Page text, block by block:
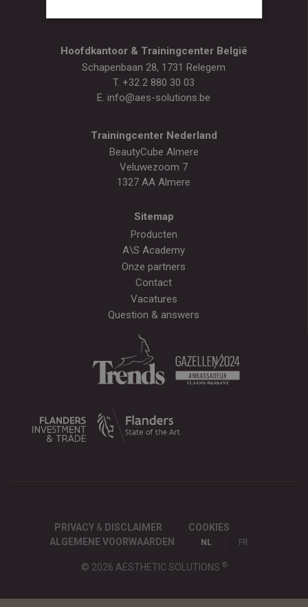
Hoofdkantoor & Trainingcenter België
Schapenbaan 28, 1731 Relegem
T. +32 2 880 30 03
E. info@aes-solutions.be
Trainingcenter Nederland
BeautyCube Almere
Veluwezoom 7
1327 AA Almere
Sitemap
Producten
A\S Academy
Onze partners
Contact
Vacatures
Question & answers
PRIVACY & DISCLAIMER
COOKIES
ALGEMENE VOORWAARDEN
NL FR
© 2026 AESTHETIC SOLUTIONS ®